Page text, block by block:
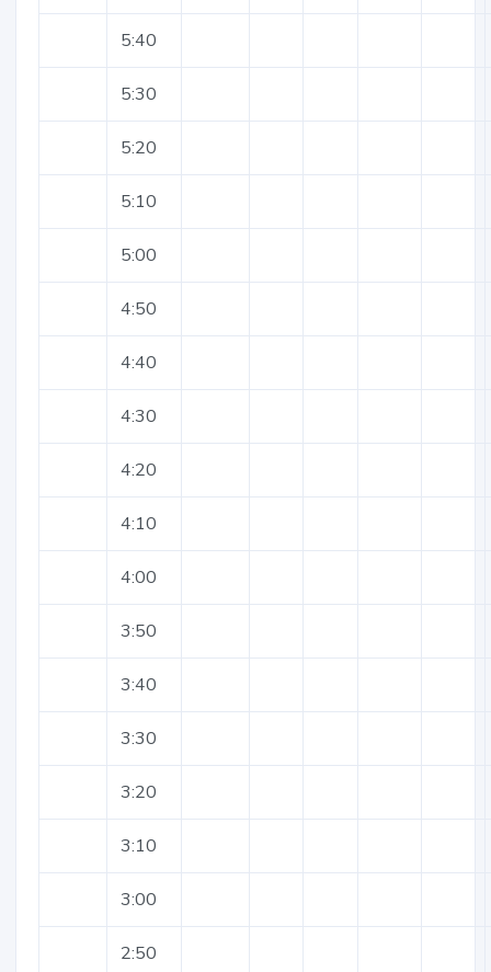
5:40
5:30
5:20
5:10
5:00
4:50
4:40
4:30
4:20
4:10
4:00
3:50
3:40
3:30
3:20
3:10
3:00
2:50